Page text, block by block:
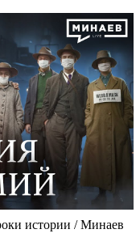
истории / Минаев